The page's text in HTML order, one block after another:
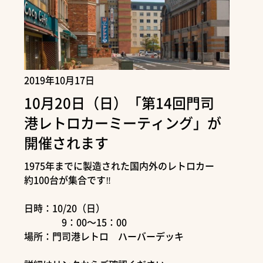
2019年10月17日
10月20日（日）「第14回門司
港レトロカーミーティング」が
開催されます
1975年までに製造された国内外のレトロカー
約100台が集合です‼
日時：10/20（日）
9：00～15：00
場所：門司港レトロ ハーバーデッキ